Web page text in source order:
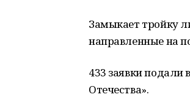
Замыкает тройку
направленные на
433 заявки подали
Отечества».